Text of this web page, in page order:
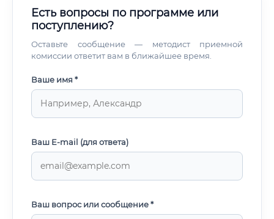
Есть вопросы по программе или
поступлению?
Оставьте сообщение — методист приемной
комиссии ответит вам в ближайшее время.
Ваше имя *
Ваш E-mail (для ответа)
Ваш вопрос или сообщение *